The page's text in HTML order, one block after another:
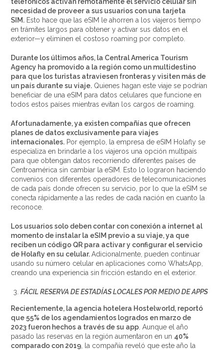
necesidad de proveer a sus usuarios con una tarjeta
SIM. Esto hace que las eSIM le ahorren a los viajeros tiempo
en trámites largos para obtener y activar sus datos en el
exterior—y eliminen el costoso roaming por completo.
Durante los últimos años, la Central America Tourism
Agency ha promovido a la región como un multidestino
para que los turistas atraviesen fronteras y visiten más de
un país durante su viaje. Quienes hagan este viaje se podrían
beneficiar de una eSIM para datos celulares que funcione en
todos estos países mientras evitan los cargos de roaming.
Afortunadamente, ya existen compañías que ofrecen
planes de datos exclusivamente para viajes
internacionales. Por ejemplo, la empresa de eSIM Holafly se
especializa en brindarle a los viajeros una opción multipaís
para que obtengan datos recorriendo diferentes países de
Centroamérica sin cambiar la eSIM. Esto lo lograron haciendo
convenios con diferentes operadores de telecomunicaciones
de cada país donde ofrecen su servicio, por lo que la eSIM se
conecta rápidamente a las redes de cada nación en cuanto la
reconoce.
Los usuarios solo deben contar con conexión a internet al
momento de instalar la eSIM previo a su viaje, ya que
reciben un código QR para activar y configurar el servicio
de Holafly en su celular.Adicionalmente, pueden continuar
usando su número celular en aplicaciones como WhatsApp,
creando una experiencia sin fricción estando en el exterior.
FÁCIL RESERVA DE ESTADÍAS LOCALES POR MEDIO DE APPS
Recientemente, la agencia hotelera Hostelworld, reportó
que 55% de los agendamientos logrados en marzo de
2023 fueron hechos a través de su app . Aunque el año
pasado las reservas en la región aumentaron en un 40%
comparado con 2019 , la compañía reveló que este año la